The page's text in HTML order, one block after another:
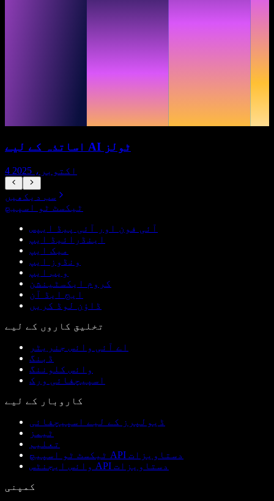
اساتذہ کے لیے AI ٹولز
4 اکتوبر، 2025
سب دیکھیں
ٹیکسٹ ٹو اسپیچ
آئی فون اور آئی پیڈ ایپس
اینڈرائیڈ ایپ
میک ایپ
ونڈوز ایپ
ویب ایپ
کروم ایکسٹینشن
ایج ایڈ آن
ڈاؤن لوڈ کریں
تخلیق کاروں کے لیے
اے آئی وائس جنریٹر
ڈبنگ
وائس کلوننگ
اسپیچفائی ورک
کاروبار کے لیے
ڈیولپرز کے لیے اسپیچفائی
ٹیمز
تعلیم
ٹیکسٹ ٹو اسپیچ API دستاویزات
وائس ایجنٹس API دستاویزات
کمپنی